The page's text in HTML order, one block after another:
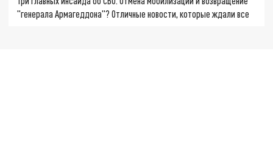
"генерала Армагеддона"? Отличные новости, которые ждали все